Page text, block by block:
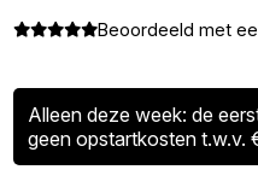
Beoordeeld met
Alleen deze week: de
geen opstartkosten t.w.v.